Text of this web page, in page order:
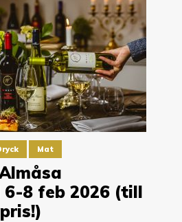
Mat
8 feb 2026 (till